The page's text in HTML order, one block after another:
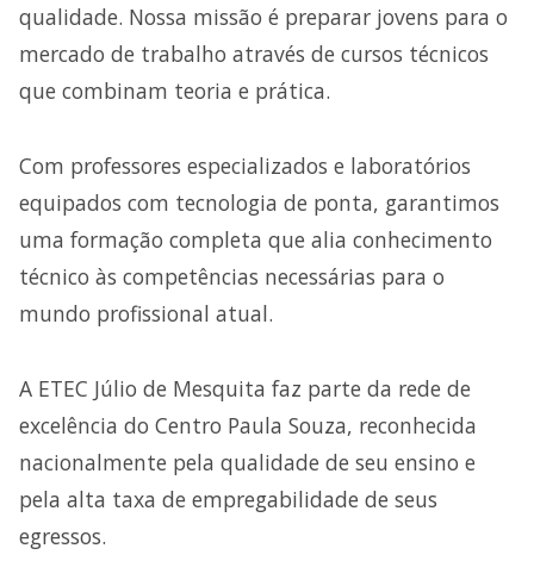
qualidade. Nossa missão é preparar jovens para o
mercado de trabalho através de cursos técnicos
que combinam teoria e prática.
Com professores especializados e laboratórios
equipados com tecnologia de ponta, garantimos
uma formação completa que alia conhecimento
técnico às competências necessárias para o
mundo profissional atual.
A ETEC Júlio de Mesquita faz parte da rede de
excelência do Centro Paula Souza, reconhecida
nacionalmente pela qualidade de seu ensino e
pela alta taxa de empregabilidade de seus
egressos.